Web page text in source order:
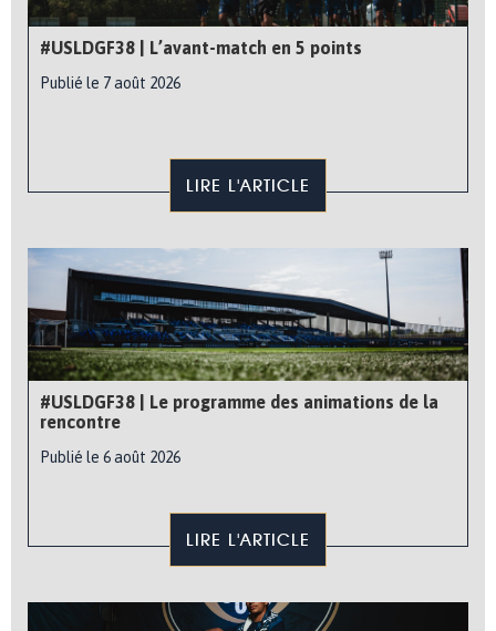
#USLDGF38 | L’avant-match en 5 points
Publié le 7 août 2026
LIRE L'ARTICLE
#USLDGF38 | Le programme des animations de la
rencontre
Publié le 6 août 2026
LIRE L'ARTICLE